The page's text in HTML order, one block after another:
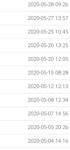
2020-05-28 09:26
2020-05-27 13:57
2020-05-25 10:45
2020-05-20 13:25
2020-05-20 12:05
2020-05-15 08:28
2020-05-12 12:13
2020-05-08 12:34
2020-05-07 14:56
2020-05-05 20:26
2020-05-04 14:16